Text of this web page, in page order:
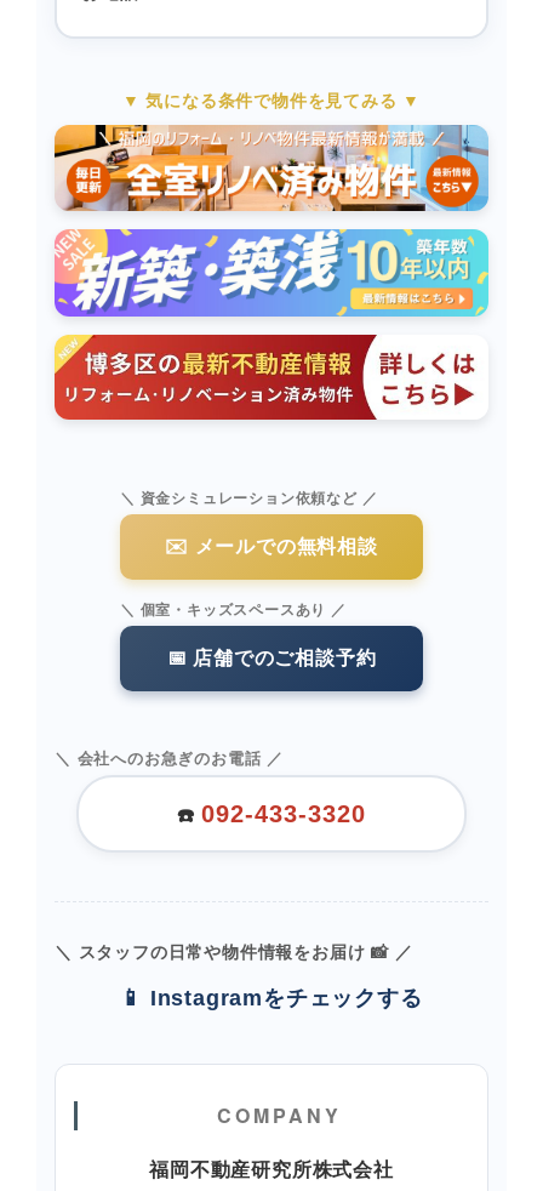
▼ 気になる条件で物件を見てみる ▼
＼ 資金シミュレーション依頼など ／
✉️ メールでの無料相談
＼ 個室・キッズスペースあり ／
📅 店舗でのご相談予約
＼ 会社へのお急ぎのお電話 ／
☎️ 092-433-3320
＼ スタッフの日常や物件情報をお届け 📸 ／
📱 Instagramをチェックする
COMPANY
福岡不動産研究所株式会社